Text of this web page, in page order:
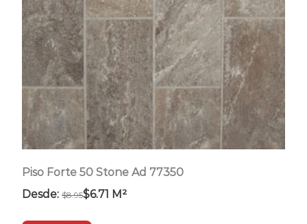
Piso Forte 50 Stone Ad 77350
Desde: $8.95$6.71 M²